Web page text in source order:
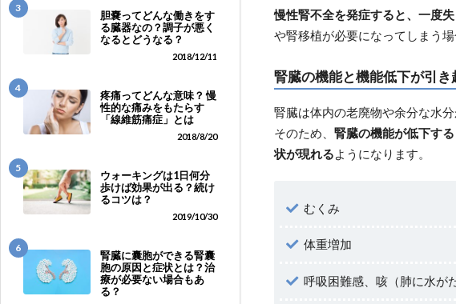
3
胆嚢ってどんな働きをす
る臓器なの？調子が悪く
なるとどうなる？
2018/12/11
4
疼痛ってどんな意味？ 慢
性的な痛みをもたらす
「線維筋痛症」とは
2018/8/20
5
ウォーキングは1日何分
歩けば効果が出る？続け
るコツは？
2019/10/30
6
腎臓に囊胞ができる腎囊
胞の原因と症状とは？治
療が必要ない場合もあ
る？
慢性腎不全を発症すると、一度
や腎移植が必要になってしまう場
腎臓の機能と機能低下が引
腎臓は体内の老廃物や余分な水
そのため、 腎臓の機能が低下す
状が現れる ようになります。
むくみ
体重増加
呼吸困難感、咳（肺に水が